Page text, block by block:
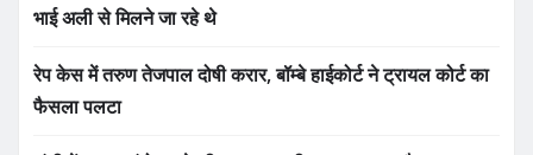
भाई अली से मिलने जा रहे थे
रेप केस में तरुण तेजपाल दोषी करार, बॉम्बे हाईकोर्ट ने ट्रायल कोर्ट का
फैसला पलटा